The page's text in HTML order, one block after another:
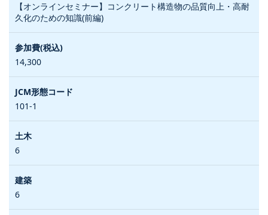
【オンラインセミナー】コンクリート構造物の品質向上・高耐
久化のための知識(前編)
14,300
101-1
6
6